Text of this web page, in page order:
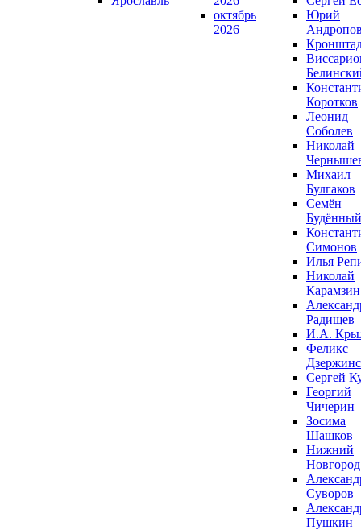
октябрь
2026
Юрий
Коротков
Леонид
Соболев
Николай
Михаил
Булгаков
Семён
Будённый
Симонов
Илья
Николай
Карамзин
Радищев
И.А.
Феликс
Сергей
Георгий
Чичерин
Зосима
Шашков
Нижний
Новгород
Суворов
Пушкин